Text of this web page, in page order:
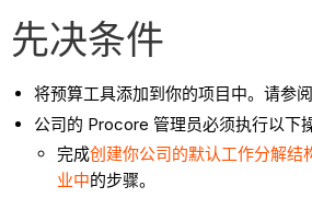
先决条件
将预算工具添加到你的项目中。请参
公司的 Procore 管理员必须执行以下
完成创建你公司的默认工作分解结
业中的步骤。